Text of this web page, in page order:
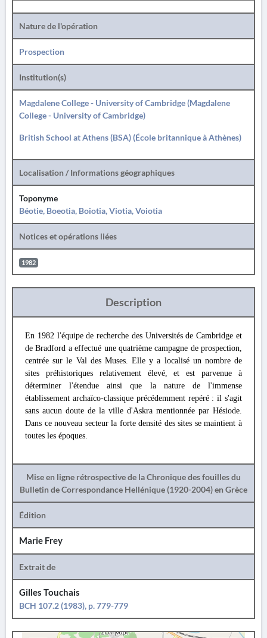
Nature de l'opération
Prospection
Institution(s)
Magdalene College - University of Cambridge (Magdalene
College - University of Cambridge)
British School at Athens (BSA) (École britannique à Athènes)
Localisation / Informations géographiques
Toponyme
Béotie, Boeotia, Boiotia, Viotia, Voiotia
Notices et opérations liées
1982
Description
En 1982 l'équipe de recherche des Universités de Cambridge et
de Bradford a effectué une quatrième campagne de prospection,
centrée sur le Val des Muses. Elle y a localisé un nombre de
sites préhistoriques relativement élevé, et est parvenue à
déterminer l'étendue ainsi que la nature de l'immense
établissement archaïco-classique précédemment repéré : il s'agit
sans aucun doute de la ville d'Askra mentionnée par Hésiode.
Dans ce nouveau secteur la forte densité des sites se maintient à
toutes les époques.
Mise en ligne rétrospective de la Chronique des fouilles du
Bulletin de Correspondance Hellénique (1920-2004) en Grèce
Édition
Marie Frey
Extrait de
Gilles Touchais
BCH 107.2 (1983), p. 779-779